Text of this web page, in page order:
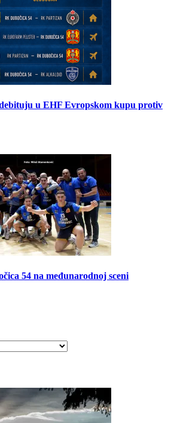
u EHF Evropskom kupu protiv
54 na međunarodnoj sceni